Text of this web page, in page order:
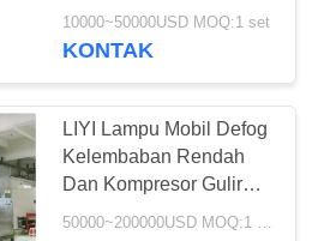
Products Test
10000~50000USD MOQ:1 set
KONTAK
LIYI Lampu Mobil Defog
Kelembaban Rendah
Dan Kompresor Gulir
Ruang Bersepeda Suhu
50000~200000USD MOQ:1 set